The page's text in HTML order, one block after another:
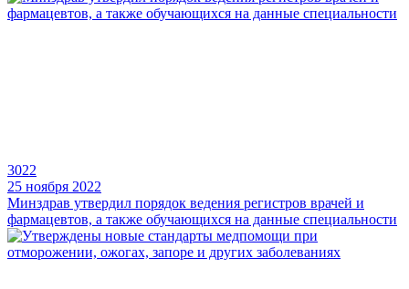
3022
25 ноября 2022
Минздрав утвердил порядок ведения регистров врачей и
фармацевтов, а также обучающихся на данные специальности